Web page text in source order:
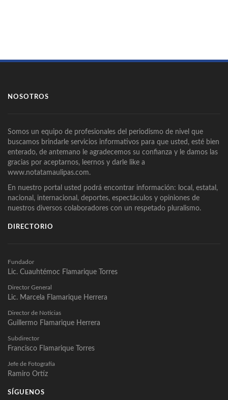
NOSOTROS
Somos un equipo de profesionales del periodismo de nivel que
buscamos brindarle servicios informativos para que usted, esté bien
enterado, de antemano le agradecemos su confianza y le damos las
gracias por aceptarnos, leernos y darle like a
www.notatamaulipas.com.
En nuestro portal usted podrá encontrar información: local, estatal,
nacional, internacional, deportes, espectáculos y opiniones de
nuestros diversos colaboradores con un respetado pluralismo.
DIRECTORIO
Fundador
Lic. Cuauhtémoc Flamarique Torres
Director General
Lic. Marcela Flamarique Herrera
Director de Noticias
Guillermo Flamarique Herrera
Subdirector
Francisco Flamarique Torres
Jefe de Fotografía
Ramiro Ortíz
SÍGUENOS